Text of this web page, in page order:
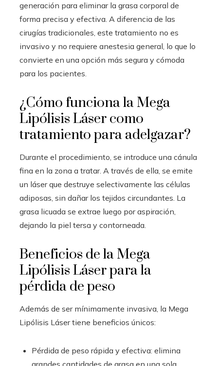
generación para eliminar la grasa corporal de
forma precisa y efectiva. A diferencia de las
cirugías tradicionales, este tratamiento no es
invasivo y no requiere anestesia general, lo que lo
convierte en una opción más segura y cómoda
para los pacientes.
¿Cómo funciona la Mega
Lipólisis Láser como
tratamiento para adelgazar?
Durante el procedimiento, se introduce una cánula
fina en la zona a tratar. A través de ella, se emite
un láser que destruye selectivamente las células
adiposas, sin dañar los tejidos circundantes. La
grasa licuada se extrae luego por aspiración,
dejando la piel tersa y contorneada.
Beneficios de la Mega
Lipólisis Láser para la
pérdida de peso
Además de ser mínimamente invasiva, la Mega
Lipólisis Láser tiene beneficios únicos:
Pérdida de peso rápida y efectiva: elimina